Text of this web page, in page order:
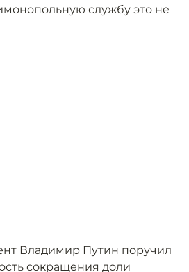
службу это не
Владимир Путин поручил
сокращения доли